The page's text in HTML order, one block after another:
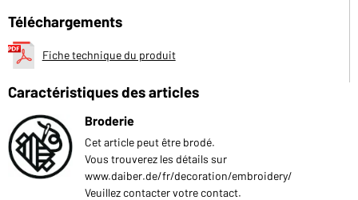
Téléchargements
Fiche technique du produit
Caractéristiques des articles
Broderie
Cet article peut être brodé.
Vous trouverez les détails sur
www.daiber.de/fr/decoration/embroidery/
Veuillez contacter votre contact.